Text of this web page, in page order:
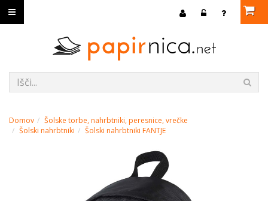
Domov
Šolske torbe, nahrbtniki, peresnice, vrečke
Šolski nahrbtniki
Šolski nahrbtniki FANTJE